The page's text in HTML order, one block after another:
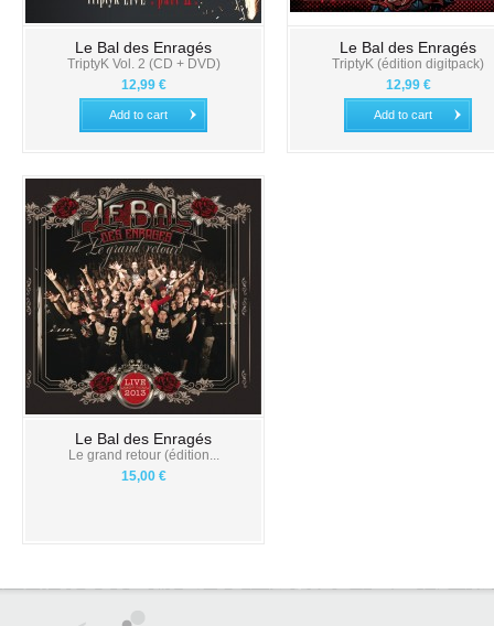
Le Bal des Enragés
TriptyK Vol. 2 (CD + DVD)
12,99 €
Add to cart
Le Bal des Enragés
TriptyK (édition digitpack)
12,99 €
Add to cart
Le Bal des Enragés
Le grand retour (édition...
15,00 €